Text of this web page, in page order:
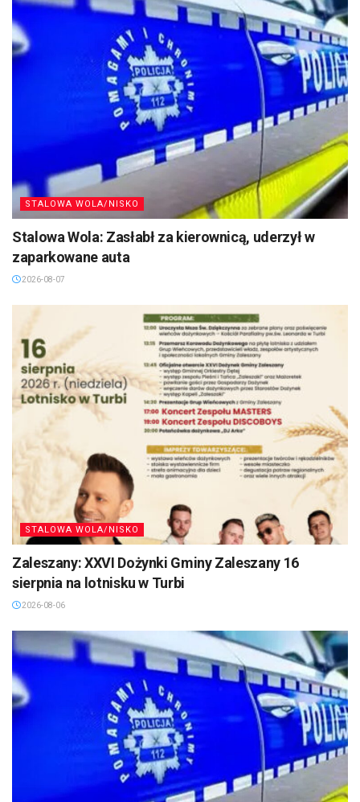
STALOWA WOLA/NISKO
Stalowa Wola: Zasłabł za kierownicą, uderzył w
zaparkowane auta
2026-08-07
STALOWA WOLA/NISKO
Zaleszany: XXVI Dożynki Gminy Zaleszany 16
sierpnia na lotnisku w Turbi
2026-08-06